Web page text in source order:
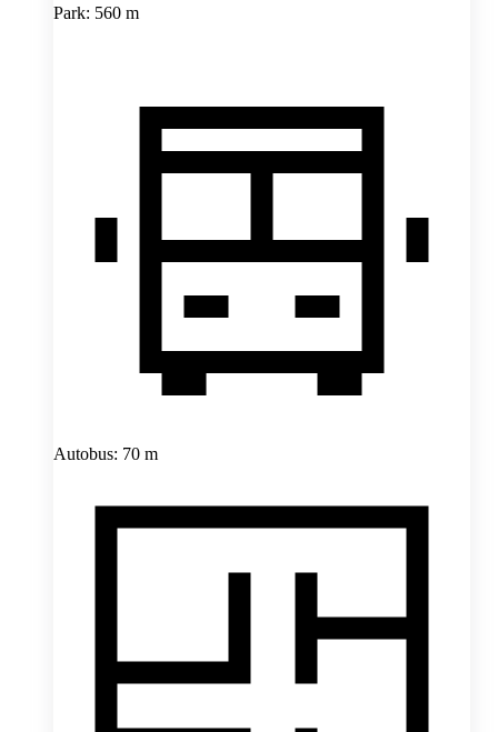
Park: 560 m
Autobus: 70 m